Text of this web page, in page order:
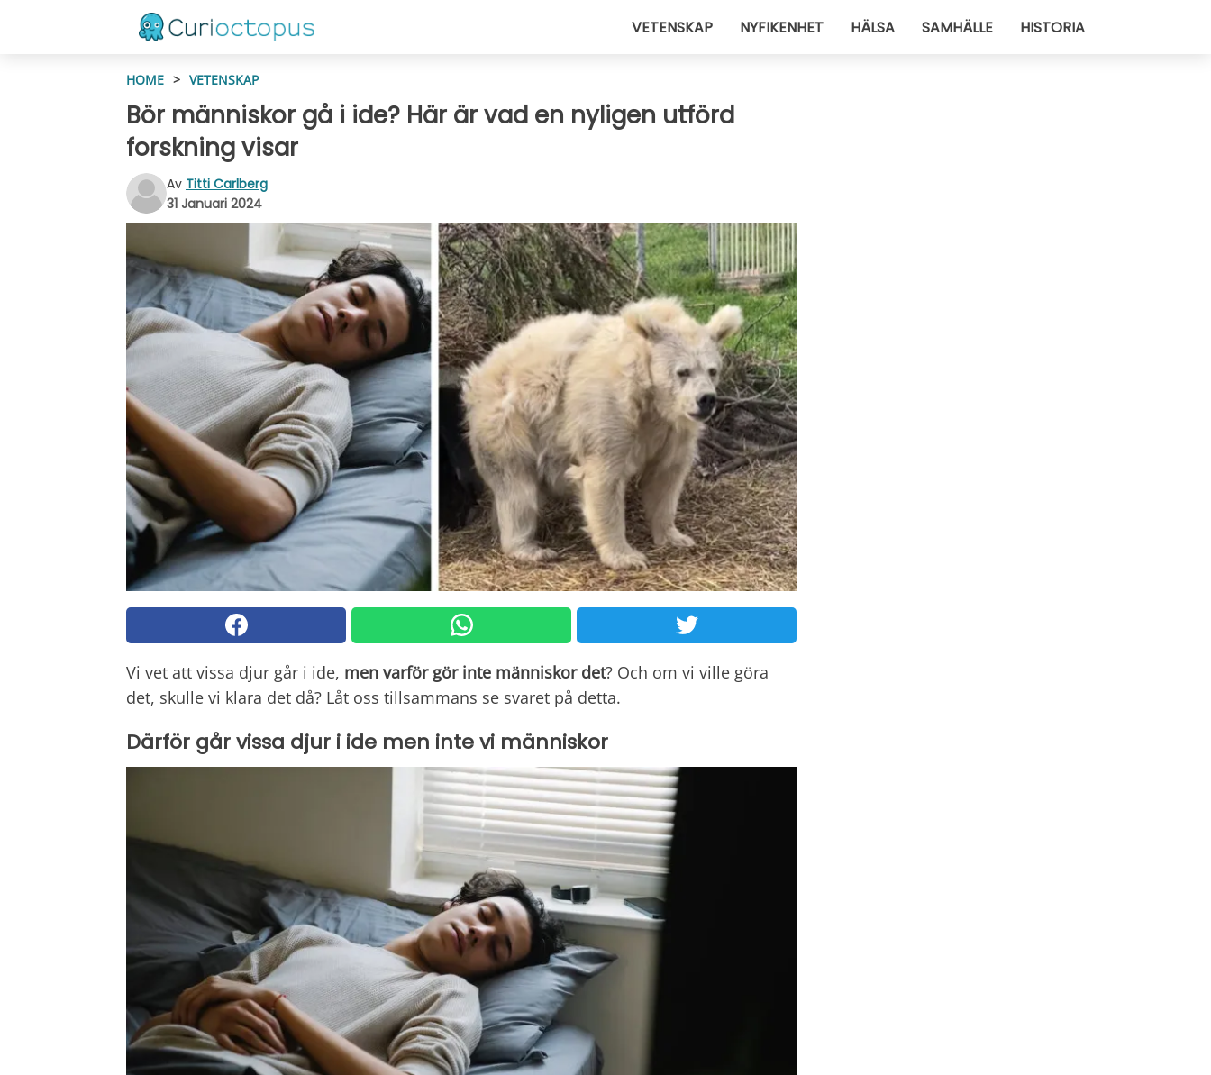
VETENSKAP NYFIKENHET HÄLSA SAMHÄLLE HISTORIA
HOME > VETENSKAP
Bör människor gå i ide? Här är vad en nyligen utförd
forskning visar
Av Titti Carlberg
31 Januari 2024
Vi vet att vissa djur går i ide, men varför gör inte människor det? Och om vi ville göra
det, skulle vi klara det då? Låt oss tillsammans se svaret på detta.
Därför går vissa djur i ide men inte vi människor